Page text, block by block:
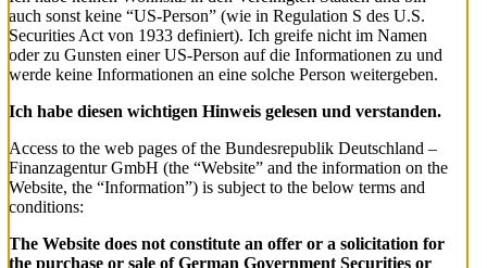
auch sonst keine “US-Person” (wie in Regulation S des U.S.
Securities Act von 1933 definiert). Ich greife nicht im Namen
oder zu Gunsten einer US-Person auf die Informationen zu und
werde keine Informationen an eine solche Person weitergeben.
Ich habe diesen wichtigen Hinweis gelesen und verstanden.
Access to the web pages of the Bundesrepublik Deutschland –
Finanzagentur GmbH (the “Website” and the information on the
Website, the “Information”) is subject to the below terms and
conditions:
The Website does not constitute an offer or a solicitation for
the purchase or sale of German Government Securities or